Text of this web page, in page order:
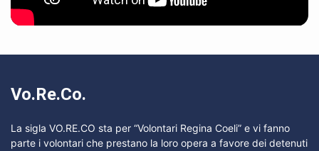
Vo.Re.Co.
La sigla VO.RE.CO sta per “Volontari Regina Coeli” e vi fanno
parte i volontari che prestano la loro opera a favore dei detenuti